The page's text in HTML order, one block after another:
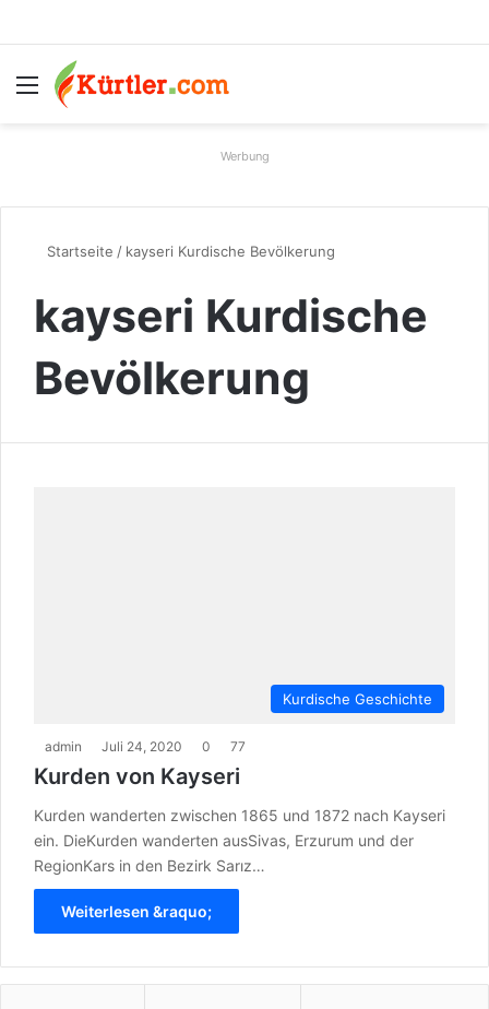
Menü
Werbung
Startseite / kayseri Kurdische Bevölkerung
kayseri Kurdische
Bevölkerung
Kurdische Geschichte
admin Juli 24, 2020 0 77
Kurden von Kayseri
Kurden wanderten zwischen 1865 und 1872 nach Kayseri
ein. DieKurden wanderten ausSivas, Erzurum und der
RegionKars in den Bezirk Sarız…
Weiterlesen &raquo;